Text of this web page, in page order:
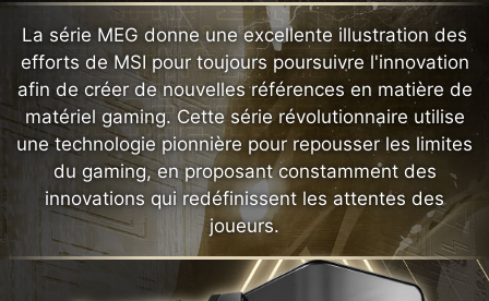
La série MEG donne une excellente illustration des
efforts de MSI pour toujours poursuivre l'innovation
afin de créer de nouvelles références en matière de
matériel gaming. Cette série révolutionnaire utilise
une technologie pionnière pour repousser les limites
du gaming, en proposant constamment des
innovations qui redéfinissent les attentes des
joueurs.